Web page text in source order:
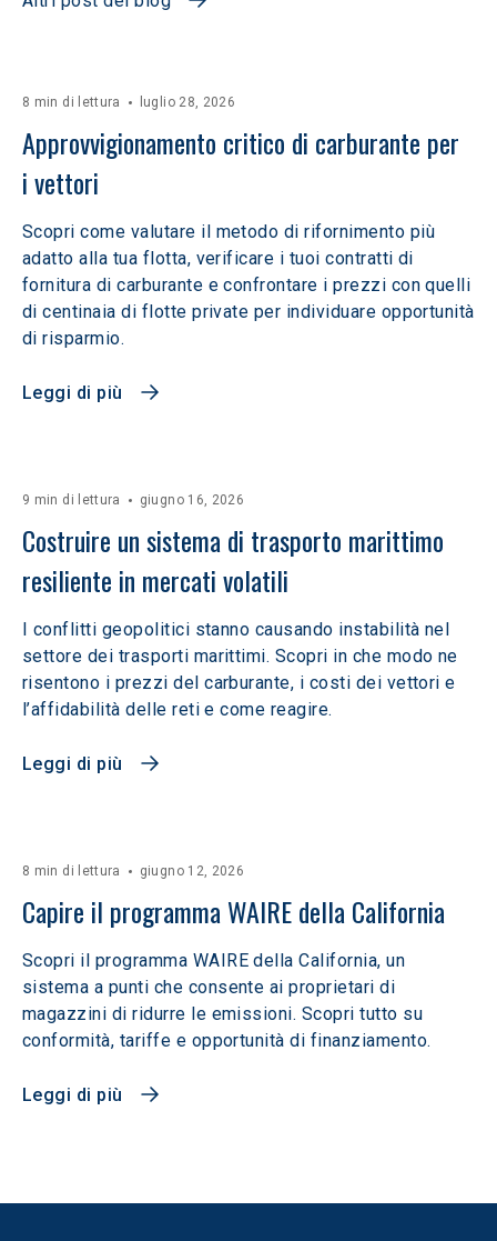
8 min di lettura luglio 28, 2026
Approvvigionamento critico di carburante per
i vettori
Scopri come valutare il metodo di rifornimento più
adatto alla tua flotta, verificare i tuoi contratti di
fornitura di carburante e confrontare i prezzi con quelli
di centinaia di flotte private per individuare opportunità
di risparmio.
Leggi di più
9 min di lettura giugno 16, 2026
Costruire un sistema di trasporto marittimo
resiliente in mercati volatili
I conflitti geopolitici stanno causando instabilità nel
settore dei trasporti marittimi. Scopri in che modo ne
risentono i prezzi del carburante, i costi dei vettori e
l’affidabilità delle reti e come reagire.
Leggi di più
8 min di lettura giugno 12, 2026
Capire il programma WAIRE della California
Scopri il programma WAIRE della California, un
sistema a punti che consente ai proprietari di
magazzini di ridurre le emissioni. Scopri tutto su
conformità, tariffe e opportunità di finanziamento.
Leggi di più